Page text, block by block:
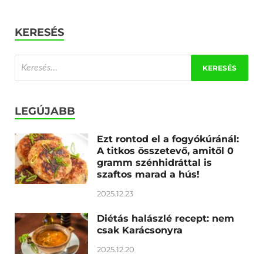
KERESÉS
LEGÚJABB
Ezt rontod el a fogyókúránál:
A titkos összetevő, amitől 0
gramm szénhidráttal is
szaftos marad a hús!
2025.12.23
Diétás halászlé recept: nem
csak Karácsonyra
2025.12.20